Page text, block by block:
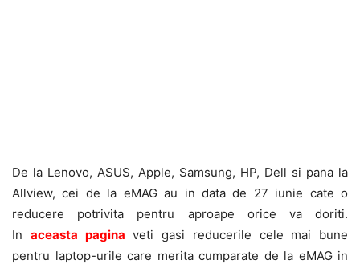
De la Lenovo, ASUS, Apple, Samsung, HP, Dell si pana la
Allview, cei de la eMAG au in data de 27 iunie cate o
reducere potrivita pentru aproape orice va doriti.
In aceasta pagina veti gasi reducerile cele mai bune
pentru laptop-urile care merita cumparate de la eMAG in